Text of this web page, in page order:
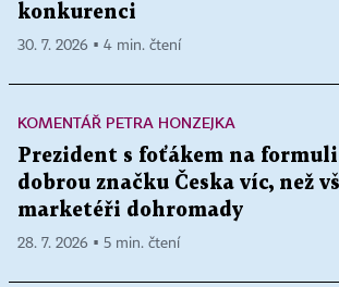
konkurenci
30. 7. 2026 ▪ 4 min. čtení
KOMENTÁŘ PETRA HONZEJKA
Prezident s foťákem na formuli
dobrou značku Česka víc, než
marketéři dohromady
28. 7. 2026 ▪ 5 min. čtení